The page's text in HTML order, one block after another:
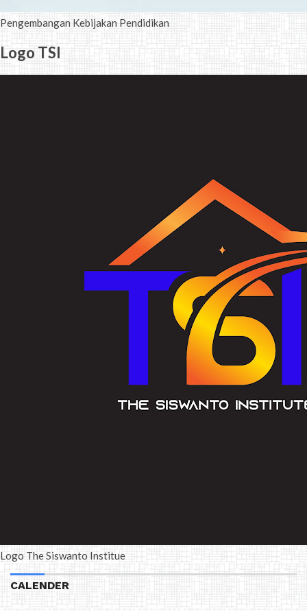
Pengembangan Kebijakan Pendidikan
Logo TSI
Logo The Siswanto Institue
CALENDER